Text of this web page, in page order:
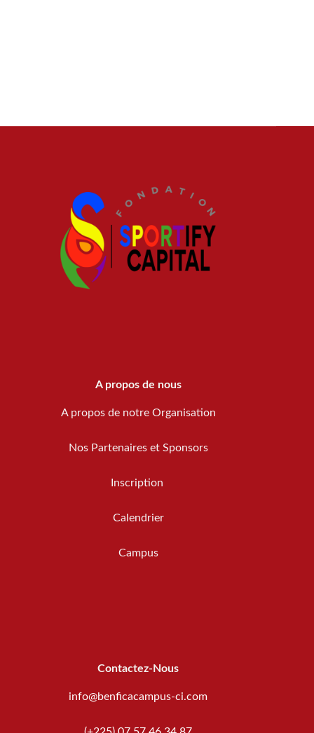
A propos de nous
A propos de notre Organisation
Nos Partenaires et Sponsors
Inscription
Calendrier
Campus
Contactez-Nous
info@benficacampus-ci.com